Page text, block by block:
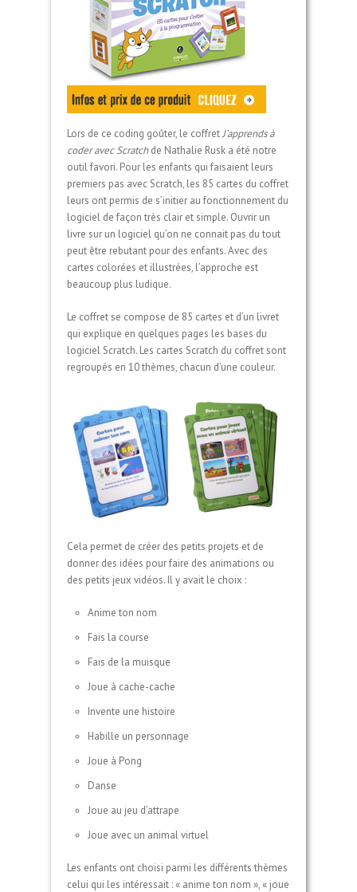
Lors de ce coding goûter, le coffretJ’apprends à
coder avec Scratchde Nathalie Rusk a été notre
outil favori. Pour les enfants qui faisaient leurs
premiers pas avec Scratch, les 85 cartes du coffret
leurs ont permis de s’initier au fonctionnement du
logiciel de façon très clair et simple. Ouvrir un
livre sur un logiciel qu’on ne connait pas du tout
peut être rebutant pour des enfants. Avec des
cartes colorées et illustrées, l’approche est
beaucoup plus ludique.
Le coffret se compose de 85 cartes et d’un livret
qui explique en quelques pages les bases du
logiciel Scratch. Les cartes Scratch du coffret sont
regroupés en 10 thèmes, chacun d’une couleur.
Cela permet de créer des petits projets et de
donner des idées pour faire des animations ou
des petits jeux vidéos. Il y avait le choix :
Anime ton nom
Fais la course
Fais de la muisque
Joue à cache-cache
Invente une histoire
Habille un personnage
Joue à Pong
Danse
Joue au jeu d’attrape
Joue avec un animal virtuel
Les enfants ont choisi parmi les différents thèmes
celui qui les intéressait : « anime ton nom », « joue